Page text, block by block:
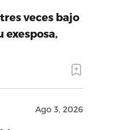
veces bajo
exesposa,
Ago 3, 2026